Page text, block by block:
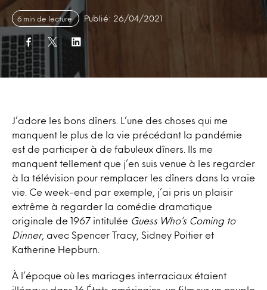
6 min de lecture Publié: 26/04/2021
J’adore les bons dîners. L’une des choses qui me
manquent le plus de la vie précédant la pandémie
est de participer à de fabuleux dîners. Ils me
manquent tellement que j’en suis venue à les regarder
à la télévision pour remplacer les dîners dans la vraie
vie. Ce week-end par exemple, j’ai pris un plaisir
extrême à regarder la comédie dramatique
originale de 1967 intitulée Guess Who’s Coming to
Dinner, avec Spencer Tracy, Sidney Poitier et
Katherine Hepburn.
À l’époque où les mariages interraciaux étaient